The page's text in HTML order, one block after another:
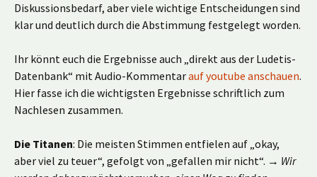
Diskussionsbedarf, aber viele wichtige Entscheidungen sind
klar und deutlich durch die Abstimmung festgelegt worden.
Ihr könnt euch die Ergebnisse auch „direkt aus der Ludetis-
Datenbank“ mit Audio-Kommentarauf youtube anschauen.
Hier fasse ich die wichtigsten Ergebnisse schriftlich zum
Nachlesen zusammen.
Die Titanen: Die meisten Stimmen entfielen auf „okay,
aber viel zu teuer“, gefolgt von „gefallen mir nicht“. → Wir